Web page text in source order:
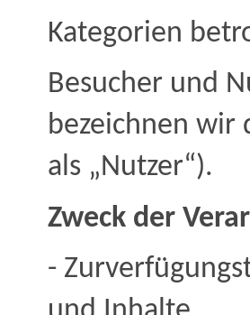
Kategorien
Besucher und
bezeichnen wir
als „Nutzer“).
Zweck der
-